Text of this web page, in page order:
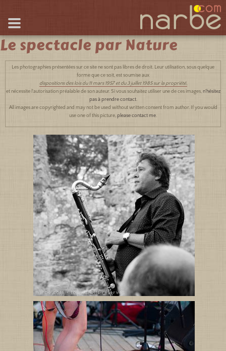
Le spectacle par Nature
Les photographies présentées sur ce site ne sont pas libres de droit. Leur utilisation, sous quelque
forme que ce soit, est soumise aux
dispositions des lois du 11 mars 1957 et du 3 juillet 1985 sur la propriété,
et nécessite l'autorisation préalable de son auteur. Si vous souhaitez utiliser une de ces images,n'hésitez
pas à prendre contact.
All images are copyrighted and may not be used without written consent from author. If you would
use one of this picture,please contact me.